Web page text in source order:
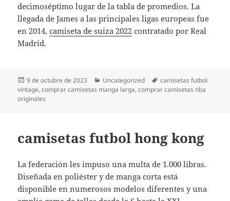
decimoséptimo lugar de la tabla de promedios. La
llegada de James a las principales ligas europeas fue
en 2014,camiseta de suiza 2022 contratado por Real
Madrid.
Publicado
el
9 de octubre de 2023 Categorías
Uncategorized Etiquetas
camisetas futbol
vintage,comprar camisetas manga larga,comprar camisetas nba
originales
camisetas futbol hong kong
La federación les impuso una multa de 1.000 libras.
Diseñada en poliéster y de manga corta está
disponible en numerosos modelos diferentes y una